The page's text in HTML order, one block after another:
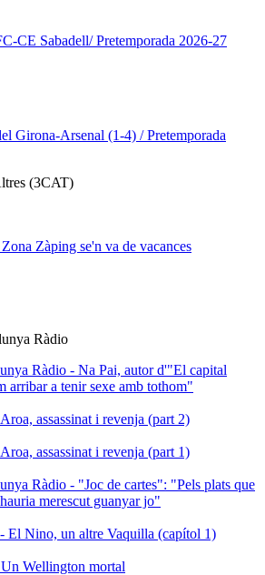
CE Sabadell/ Pretemporada 2026-27
Girona-Arsenal (1-4) / Pretemporada
(3CAT)
Zàping se'n va de vacances
Ràdio
Ràdio - Na Pai, autor d'"El capital
arribar a tenir sexe amb tothom"
assassinat i revenja (part 2)
assassinat i revenja (part 1)
Ràdio - "Joc de cartes": "Pels plats que
merescut guanyar jo"
El Nino, un altre Vaquilla (capítol 1)
Wellington mortal